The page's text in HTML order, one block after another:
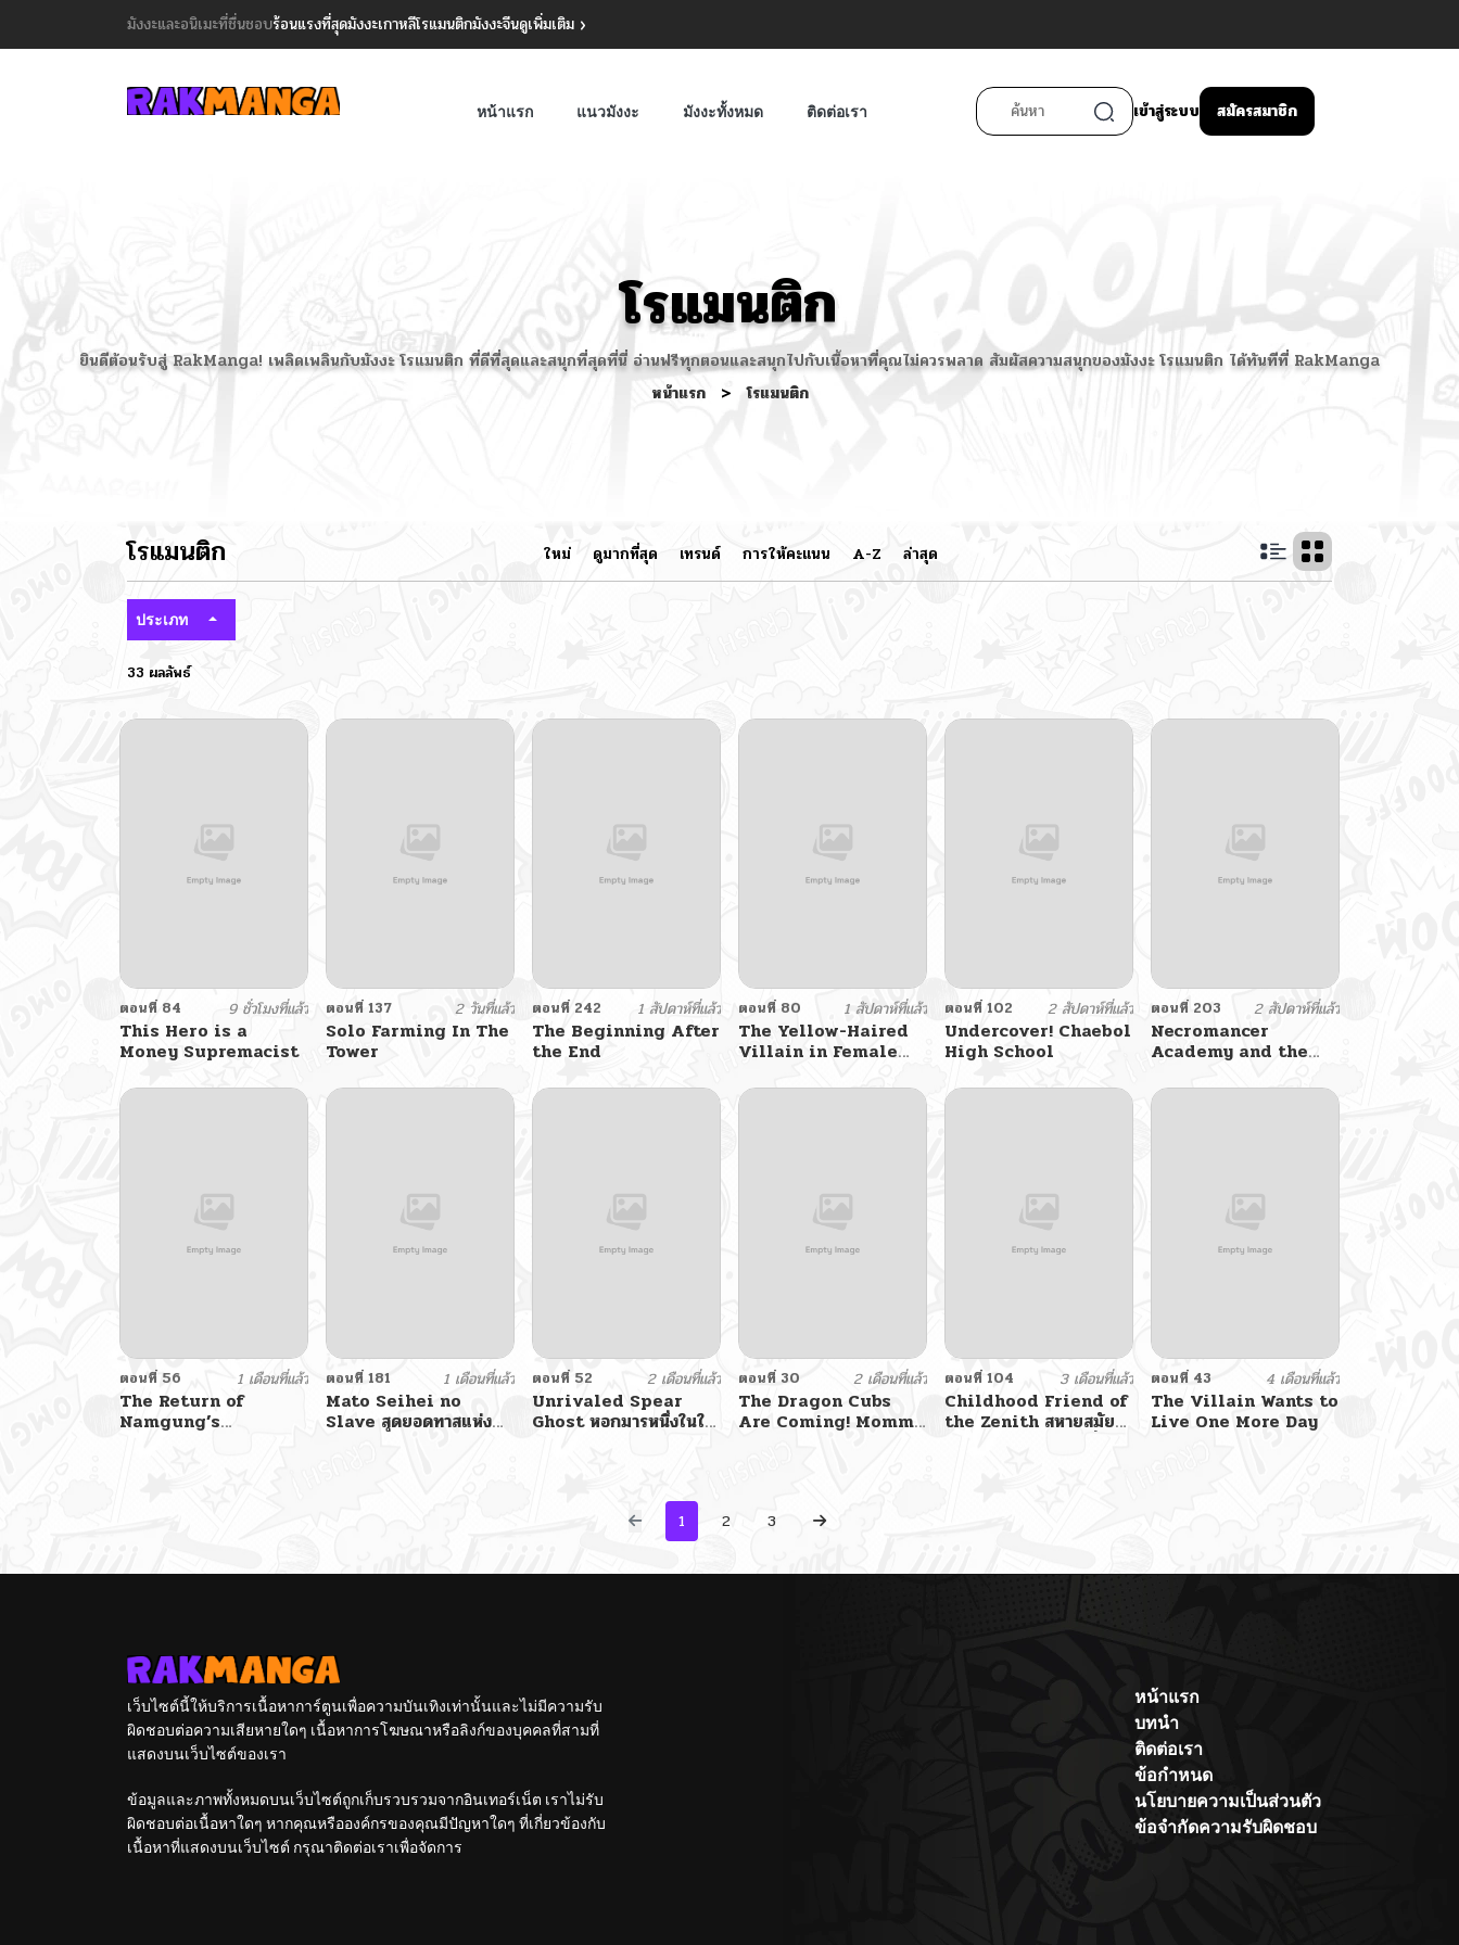
มังงะและอนิเมะที่ชื่นชอบร้อนแรงที่สุดมังงะเกาหลีโรแมนติกมังงะจีนดูเพิ่มเติม
หน้าแรก แนวมังงะ มังงะทั้งหมด ติดต่อเรา เข้าสู่ระบบ สมัครสมาชิก
โรแมนติก
ยินดีต้อนรับสู่ RakManga! เพลิดเพลินกับมังงะ โรแมนติก ที่ดีที่สุดและสนุกที่สุดที่นี่ อ่านฟรีทุกตอนและสนุกไปกับเนื้อหาที่คุณไม่ควรพลาด สัมผัสความสนุกของมังงะ โรแมนติก ได้ทันทีที่ RakManga
หน้าแรก > โรแมนติก
โรแมนติก ใหม่ ดูมากที่สุด เทรนด์ การให้คะแนน A-Z ล่าสุด
ประเภท
33 ผลลัพธ์
ตอนที่ 84 9 ชั่วโมงที่แล้ว
This Hero is a
Money Supremacist
ตอนที่ 137 2 วันที่แล้ว
Solo Farming In The
Tower
ตอนที่ 242 1 สัปดาห์ที่แล้ว
The Beginning After
the End
ตอนที่ 80 1 สัปดาห์ที่แล้ว
The Yellow-Haired
Villain in Female
Novel Wants
ตอนที่ 102 2 สัปดาห์ที่แล้ว
Undercover! Chaebol
High School
ตอนที่ 203 2 สัปดาห์ที่แล้ว
Necromancer
Academy and the
ตอนที่ 56 1 เดือนที่แล้ว
The Return of
Namgung’s
ตอนที่ 181 1 เดือนที่แล้ว
Mato Seihei no
Slave สุดยอดทาสแห่ง
ตอนที่ 52 2 เดือนที่แล้ว
Unrivaled Spear
Ghost หอกมารหนึ่งในใต้
ตอนที่ 30 2 เดือนที่แล้ว
The Dragon Cubs
Are Coming! Mommy
ตอนที่ 104 3 เดือนที่แล้ว
Childhood Friend of
the Zenith สหายสมัย
ตอนที่ 43 4 เดือนที่แล้ว
The Villain Wants to
Live One More Day
1 2 3
เว็บไซต์นี้ให้บริการเนื้อหาการ์ตูนเพื่อความบันเทิงเท่านั้นและไม่มีความรับ
ผิดชอบต่อความเสียหายใดๆ เนื้อหาการโฆษณาหรือลิงก์ของบุคคลที่สามที่
แสดงบนเว็บไซต์ของเรา
ข้อมูลและภาพทั้งหมดบนเว็บไซต์ถูกเก็บรวบรวมจากอินเทอร์เน็ต เราไม่รับ
ผิดชอบต่อเนื้อหาใดๆ หากคุณหรือองค์กรของคุณมีปัญหาใดๆ ที่เกี่ยวข้องกับ
เนื้อหาที่แสดงบนเว็บไซต์ กรุณาติดต่อเราเพื่อจัดการ
หน้าแรก
บทนำ
ติดต่อเรา
ข้อกำหนด
นโยบายความเป็นส่วนตัว
ข้อจำกัดความรับผิดชอบ